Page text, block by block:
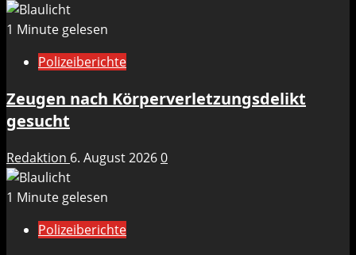
1 Minute gelesen
Polizeiberichte
Zeugen nach Körperverletzungsdelikt
gesucht
Redaktion 6. August 20260
1 Minute gelesen
Polizeiberichte